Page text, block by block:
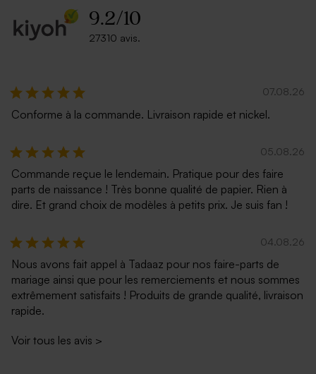
9.2/10
27310 avis.
07.08.26
Conforme à la commande. Livraison rapide et nickel.
05.08.26
Commande reçue le lendemain. Pratique pour des faire
parts de naissance ! Très bonne qualité de papier. Rien à
dire. Et grand choix de modèles à petits prix. Je suis fan !
04.08.26
Nous avons fait appel à Tadaaz pour nos faire-parts de
mariage ainsi que pour les remerciements et nous sommes
extrêmement satisfaits ! Produits de grande qualité, livraison
rapide.
Voir tous les avis >